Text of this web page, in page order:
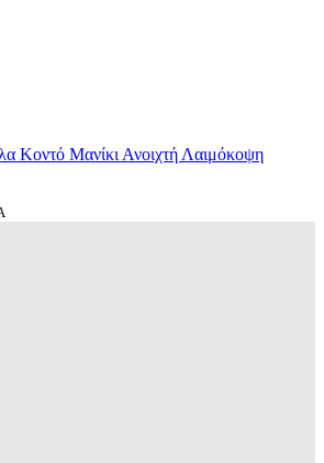
Κοντό Μανίκι Ανοιχτή Λαιμόκοψη